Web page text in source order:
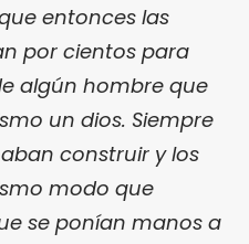
entonces las
por cientos para
algún hombre que
un dios. Siempre
construir y los
modo que
se ponían manos a